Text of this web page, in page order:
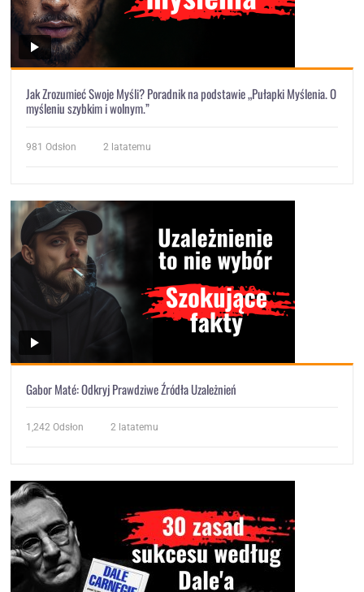
Jak Zrozumieć Swoje Myśli? Poradnik na podstawie „Pułapki Myślenia. O
myśleniu szybkim i wolnym.”
981 Odsłon 2 latatemu
Gabor Maté: Odkryj Prawdziwe Źródła Uzależnień
1,242 Odsłon 2 latatemu